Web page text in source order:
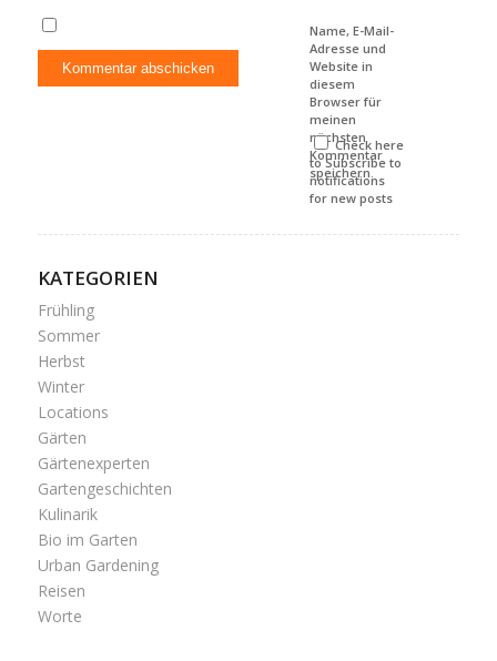
Name, E-Mail-
Adresse und
Website in
diesem
Browser für
meinen
nächsten
Kommentar
speichern.
Check here
to Subscribe to
notifications
for new posts
KATEGORIEN
Frühling
Sommer
Herbst
Winter
Locations
Gärten
Gärtenexperten
Gartengeschichten
Kulinarik
Bio im Garten
Urban Gardening
Reisen
Worte